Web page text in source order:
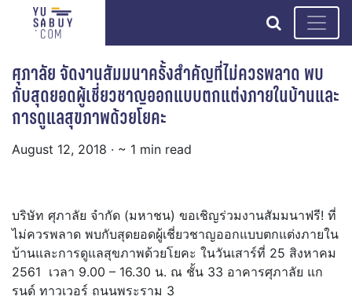
search
ศุภาลัย จัดงานสัมมนาครั้งสำคัญที่ไม่ควรพลาด พบ
กับสุดยอดผู้เชี่ยวชาญออกแบบตกแต่งภายในบ้านและ
การดูแลสุขภาพด้วยโยคะ
August 12, 2018 · ~ 1 min read
บริษัท ศุภาลัย จำกัด (มหาชน) ขอเชิญร่วมงานสัมมนาฟรี! ที่
ไม่ควรพลาด พบกับสุดยอดผู้เชี่ยวชาญออกแบบตกแต่งภายใน
บ้านและการดูแลสุขภาพด้วยโยคะ ในวันเสาร์ที่ 25 สิงหาคม
2561 เวลา 9.00 – 16.30 น. ณ ชั้น 33 อาคารศุภาลัย แก
รนด์ ทาวเวอร์ ถนนพระราม 3